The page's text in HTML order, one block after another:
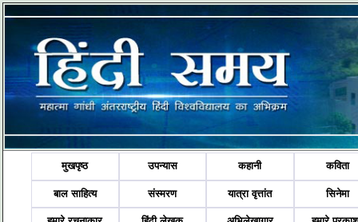
मुखपृष्ठ उपन्यास कहानी कविता
बाल साहित्य संस्मरण यात्रा वृत्तांत सिनेमा